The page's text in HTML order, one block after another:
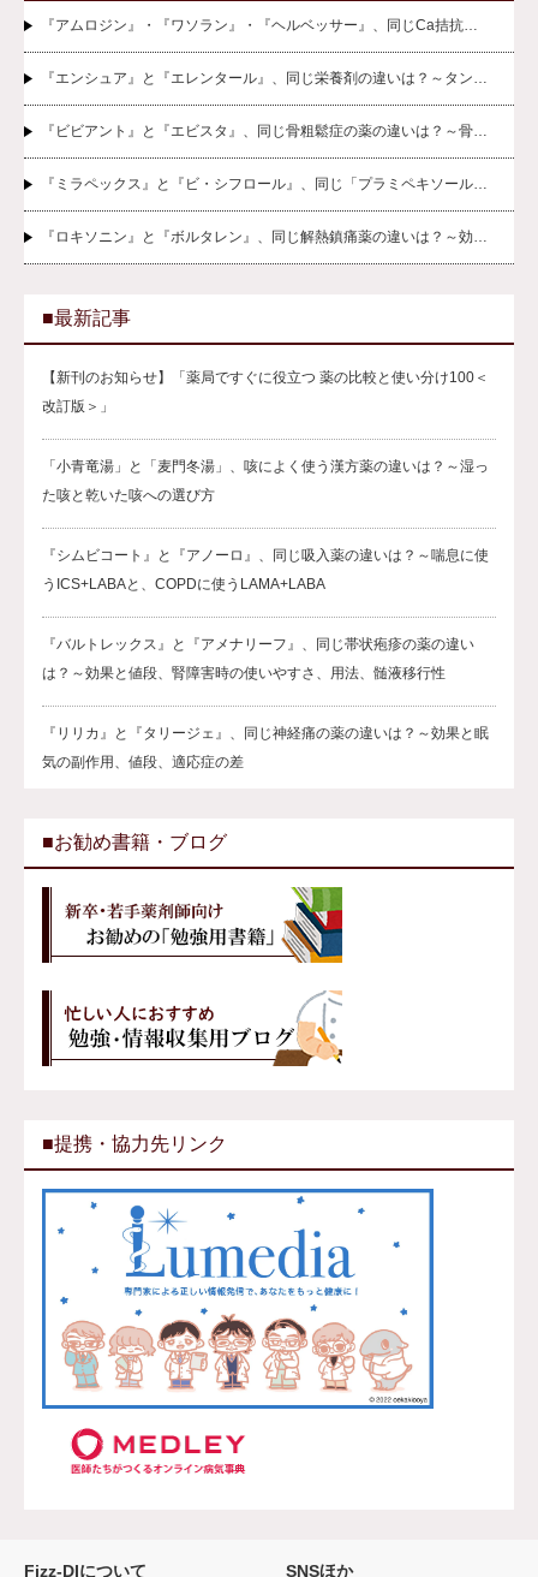
『アムロジン』・『ワソラン』・『ヘルベッサー』、同じCa拮抗…
『エンシュア』と『エレンタール』、同じ栄養剤の違いは？～タン…
『ビビアント』と『エビスタ』、同じ骨粗鬆症の薬の違いは？～骨…
『ミラペックス』と『ビ・シフロール』、同じ「プラミペキソール…
『ロキソニン』と『ボルタレン』、同じ解熱鎮痛薬の違いは？～効…
■最新記事
【新刊のお知らせ】「薬局ですぐに役立つ 薬の比較と使い分け100＜
改訂版＞」
「小青竜湯」と「麦門冬湯」、咳によく使う漢方薬の違いは？～湿っ
た咳と乾いた咳への選び方
『シムビコート』と『アノーロ』、同じ吸入薬の違いは？～喘息に使
うICS+LABAと、COPDに使うLAMA+LABA
『バルトレックス』と『アメナリーフ』、同じ帯状疱疹の薬の違い
は？～効果と値段、腎障害時の使いやすさ、用法、髄液移行性
『リリカ』と『タリージェ』、同じ神経痛の薬の違いは？～効果と眠
気の副作用、値段、適応症の差
■お勧め書籍・ブログ
■提携・協力先リンク
Fizz-DIについて SNSほか